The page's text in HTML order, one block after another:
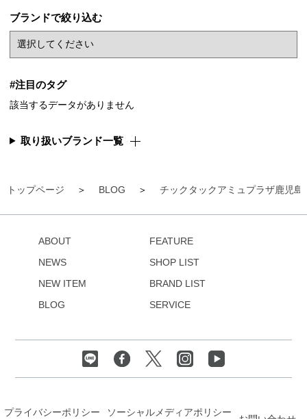
トップページ BLOG チックタックアミュプラザ鹿児島
ブランドで絞り込む
#注目のタグ
該当するデータがありません
取り扱いブランド一覧
ABOUT
NEWS
NEW ITEM
BLOG
FEATURE
SHOP LIST
BRAND LIST
SERVICE
プライバシーポリシー ソーシャルメディアポリシー